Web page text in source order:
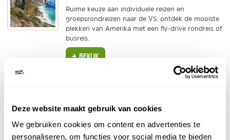
Deze website maakt gebruik van cookies
We gebruiken cookies om content en advertenties te
personaliseren, om functies voor social media te bieden
Ruime keuze aan individuele reizen en
groepsrondreizen naar de VS: ontdek de mooiste
plekken van Amerika met een fly-drive rondreis of
busreis.
BEKIJK
Losse modules en rondreizen van Riksja.
Reizen met huurauto en kleinschalige
overnachtingen.